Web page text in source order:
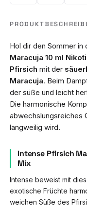
Hol dir den Sommer in
Maracuja 10 ml
Pfirsich mit der
Maracuja. Beim
der süße und leicht
Die harmonische
abwechslungsreiches
langweilig wird.
Intense Pfirsich
Mix
Intense beweist mit
exotische Früchte
weichen Süße des